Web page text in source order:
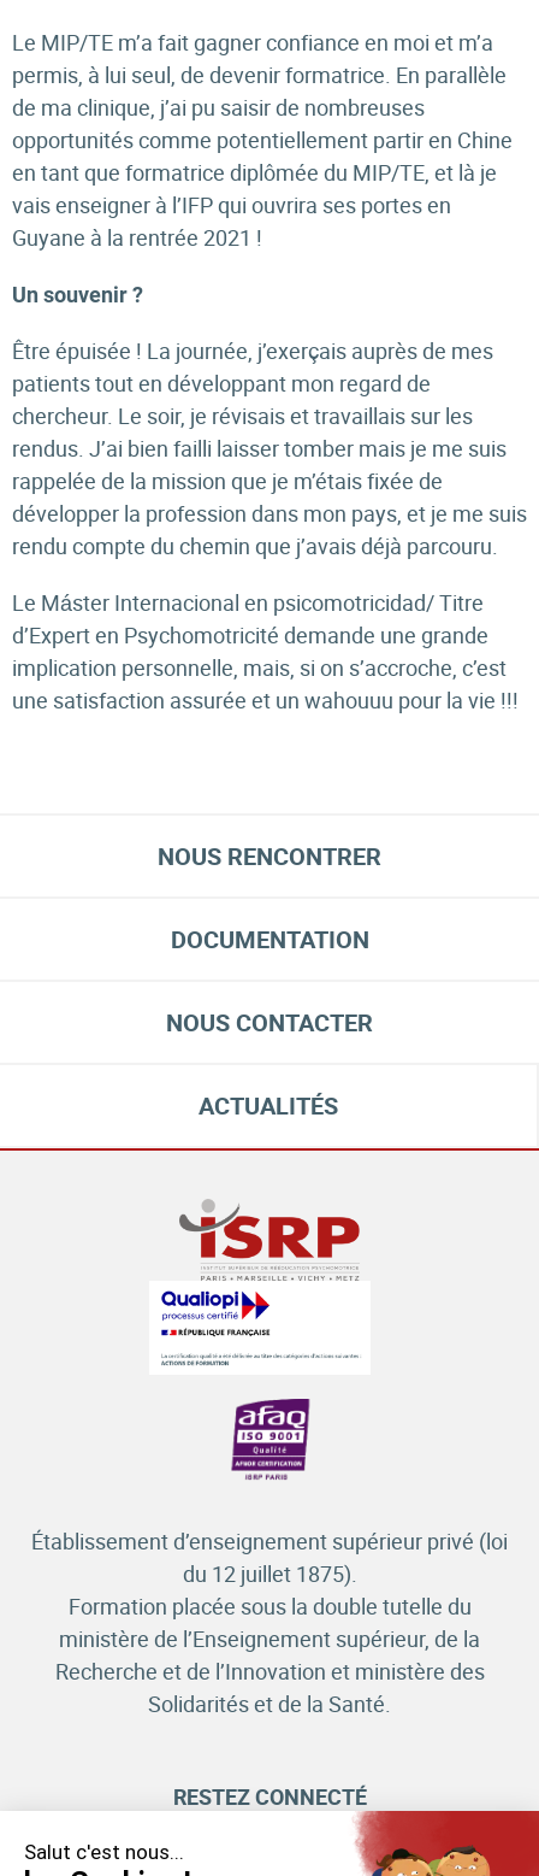
Salut c'est nous...
Le MIP/TE m’a fait gagner confiance en moi et m’a
permis, à lui seul, de devenir formatrice. En parallèle
de ma clinique, j’ai pu saisir de nombreuses
opportunités comme potentiellement partir en Chine
en tant que formatrice diplômée du MIP/TE, et là je
vais enseigner à l’IFP qui ouvrira ses portes en
Guyane à la rentrée 2021 !
Un souvenir ?
Être épuisée ! La journée, j’exerçais auprès de mes
patients tout en développant mon regard de
chercheur. Le soir, je révisais et travaillais sur les
rendus. J’ai bien failli laisser tomber mais je me suis
rappelée de la mission que je m’étais fixée de
développer la profession dans mon pays, et je me suis
rendu compte du chemin que j’avais déjà parcouru.
Le Máster Internacional en psicomotricidad/ Titre
d’Expert en Psychomotricité demande une grande
implication personnelle, mais, si on s’accroche, c’est
une satisfaction assurée et un wahouuu pour la vie !!!
NOUS RENCONTRER
DOCUMENTATION
NOUS CONTACTER
ACTUALITÉS
Établissement d’enseignement supérieur privé (loi
du 12 juillet 1875).
Formation placée sous la double tutelle du
ministère de l’Enseignement supérieur, de la
Recherche et de l’Innovation et ministère des
Solidarités et de la Santé.
RESTEZ CONNECTÉ